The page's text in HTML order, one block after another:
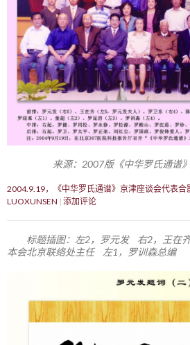
来源：2007版《中华罗氏通
2004.9.19，《中华罗氏通谱》京津座谈会代表合
LUOXUNSEN 添加评论
标题插图：左2，罗元发 右2，王在
本会北京联络处主任 左1，罗训森总编